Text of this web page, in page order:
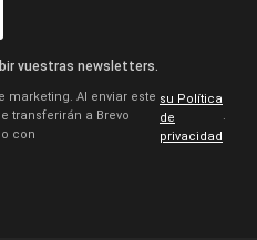
vuestras newsletters.
marketing. Al enviar este
transferirán a Brevo
con
su Política
de
privacidad
.